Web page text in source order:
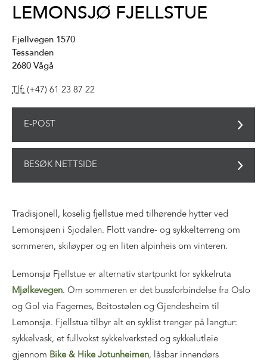
LEMONSJØ FJELLSTUE
Fjellvegen 1570
Tessanden
2680 Vågå
Tlf:(+47) 61 23 87 22
E-POST
BESØK NETTSIDE
Tradisjonell, koselig fjellstue med tilhørende hytter ved
Lemonsjøen i Sjodalen. Flott vandre- og sykkelterreng om
sommeren, skiløyper og en liten alpinheis om vinteren.
Lemonsjø Fjellstue er alternativ startpunkt for sykkelruta
Mjølkevegen. Om sommeren er det bussforbindelse fra Oslo
og Gol via Fagernes, Beitostølen og Gjendesheim til
Lemonsjø. Fjellstua tilbyr alt en syklist trenger på langtur:
sykkelvask, et fullvokst sykkelverksted og sykkelutleie
gjennom Bike & Hike Jotunheimen, låsbar innendørs